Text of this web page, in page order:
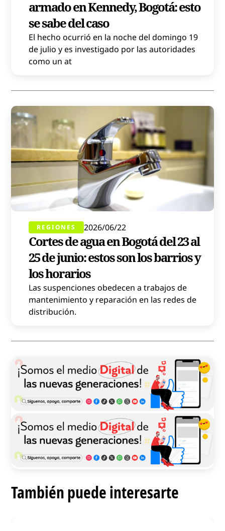
armado en Kennedy, Bogotá: esto
se sabe del caso
El hecho ocurrió en la noche del domingo 19
de julio y es investigado por las autoridades
como un at
REGIONES 2026/06/22
Cortes de agua en Bogotá del 23 al
25 de junio: estos son los barrios y
los horarios
Las suspenciones obedecen a trabajos de
mantenimiento y reparación en las redes de
distribución.
También puede interesarte